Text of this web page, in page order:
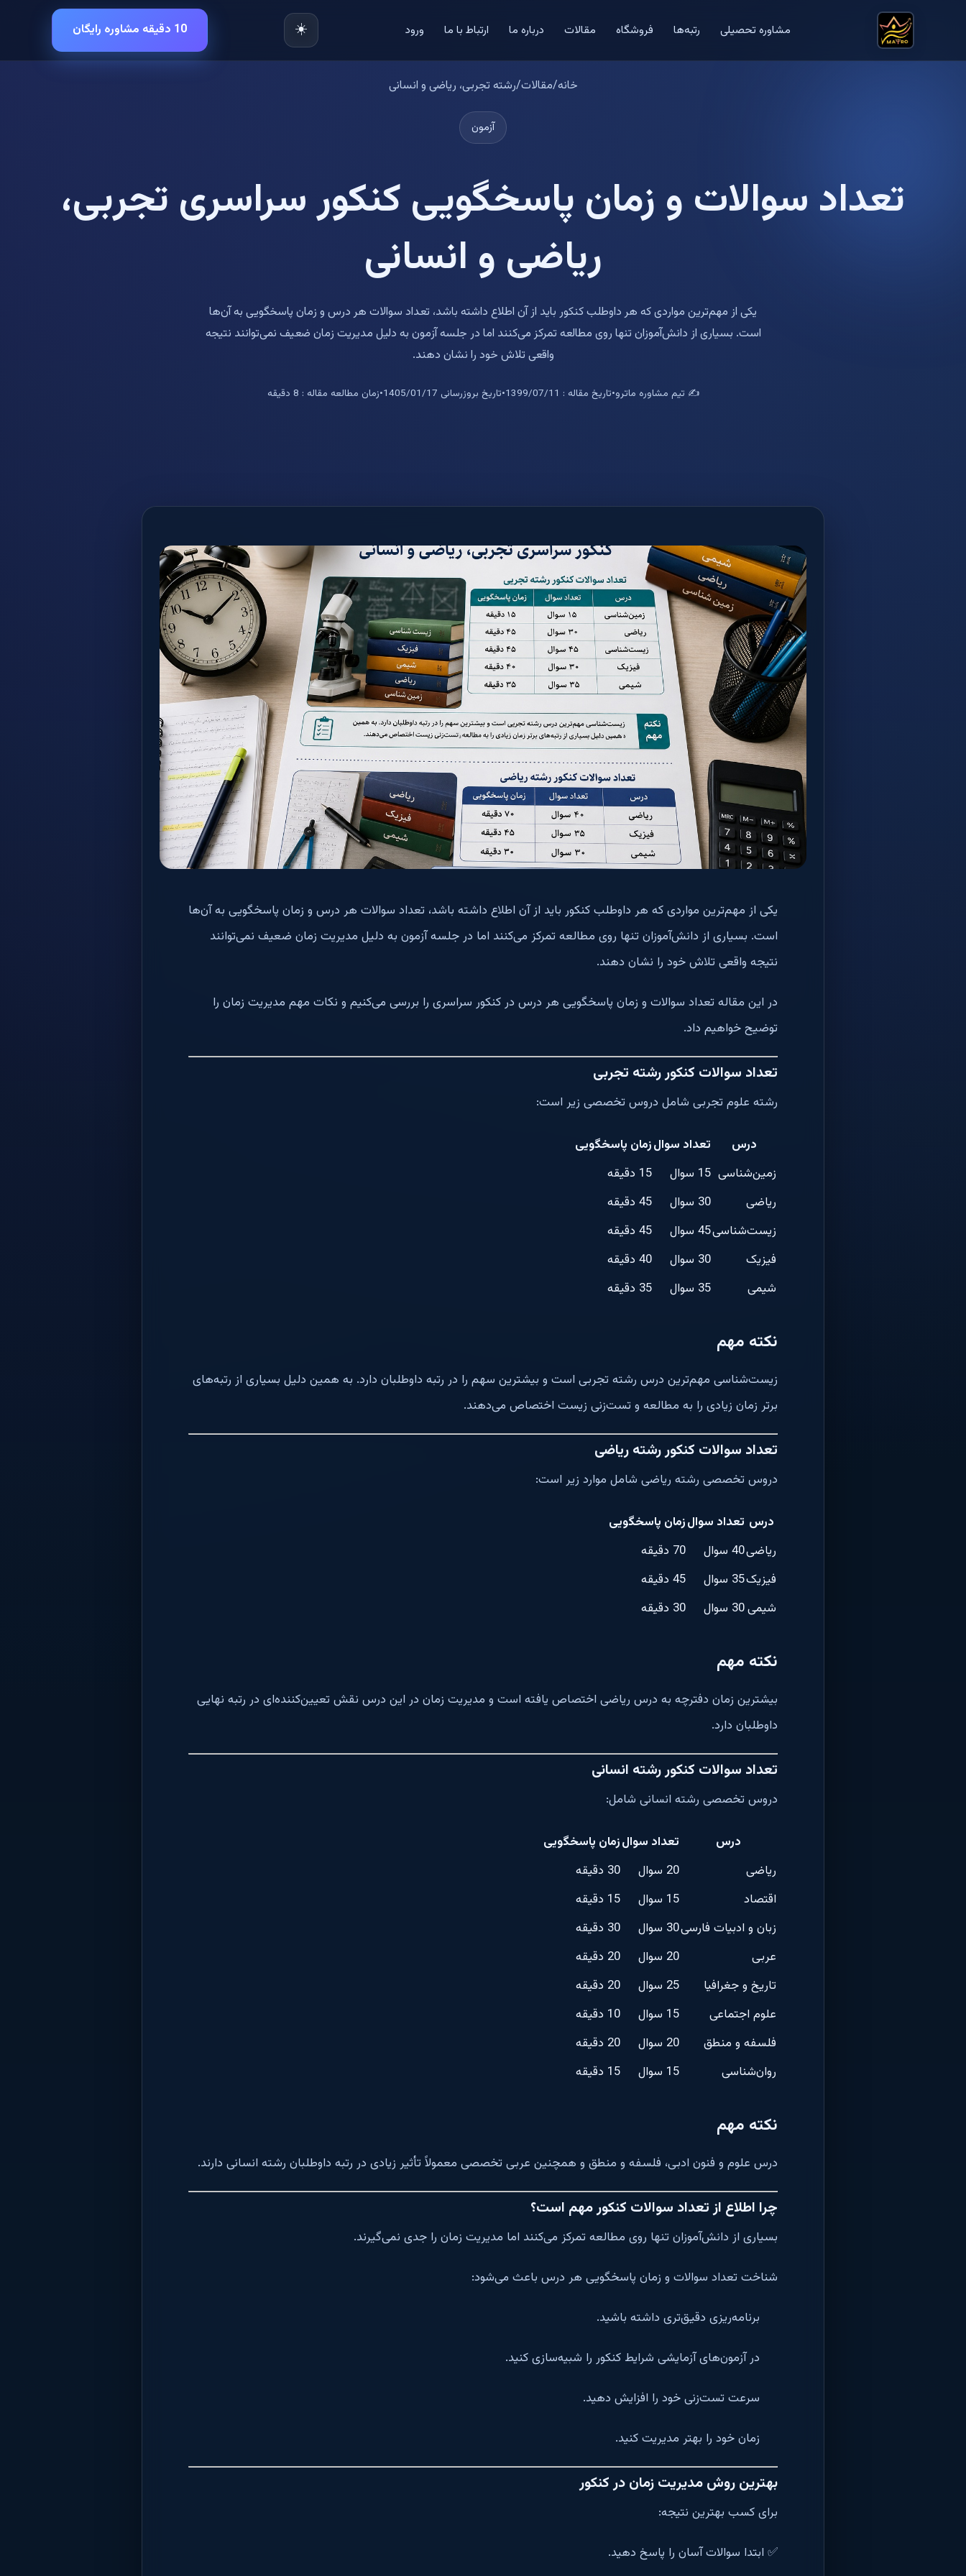
مشاوره تحصیلی رتبه‌ها فروشگاه مقالات درباره ما ارتباط با ما ورود ☀️ 10 دقیقه مشاوره رایگان
خانه/مقالات/رشته تجربی، ریاضی و انسانی
آزمون
تعداد سوالات و زمان پاسخگویی کنکور سراسری تجربی،
ریاضی و انسانی
یکی از مهم‌ترین مواردی که هر داوطلب کنکور باید از آن اطلاع داشته باشد، تعداد سوالات هر درس و زمان پاسخگویی به آن‌ها
است. بسیاری از دانش‌آموزان تنها روی مطالعه تمرکز می‌کنند اما در جلسه آزمون به دلیل مدیریت زمان ضعیف نمی‌توانند نتیجه
واقعی تلاش خود را نشان دهند.
✍️ تیم مشاوره ماترو•تاریخ مقاله : 1399/07/11 •تاریخ بروزرسانی 1405/01/17 •زمان مطالعه مقاله : 8 دقیقه
یکی از مهم‌ترین مواردی که هر داوطلب کنکور باید از آن اطلاع داشته باشد، تعداد سوالات هر درس و زمان پاسخگویی به آن‌ها
است. بسیاری از دانش‌آموزان تنها روی مطالعه تمرکز می‌کنند اما در جلسه آزمون به دلیل مدیریت زمان ضعیف نمی‌توانند
نتیجه واقعی تلاش خود را نشان دهند.
در این مقاله تعداد سوالات و زمان پاسخگویی هر درس در کنکور سراسری را بررسی می‌کنیم و نکات مهم مدیریت زمان را
توضیح خواهیم داد.
تعداد سوالات کنکور رشته تجربی
رشته علوم تجربی شامل دروس تخصصی زیر است:
درس تعداد سوالزمان پاسخگویی
زمین‌شناسی 15 سوال
15 دقیقه
ریاضی
30 سوال
45 دقیقه
زیست‌شناسی45 سوال
45 دقیقه
فیزیک
30 سوال
40 دقیقه
شیمی
35 سوال 35 دقیقه
نکته مهم
زیست‌شناسی مهم‌ترین درس رشته تجربی است و بیشترین سهم را در رتبه داوطلبان دارد. به همین دلیل بسیاری از رتبه‌های
برتر زمان زیادی را به مطالعه و تست‌زنی زیست اختصاص می‌دهند.
تعداد سوالات کنکور رشته ریاضی
دروس تخصصی رشته ریاضی شامل موارد زیر است:
درس تعداد سوالزمان پاسخگویی
ریاضی40 سوال
70 دقیقه
فیزیک35 سوال
45 دقیقه
شیمی30 سوال 30 دقیقه
نکته مهم
بیشترین زمان دفترچه به درس ریاضی اختصاص یافته است و مدیریت زمان در این درس نقش تعیین‌کننده‌ای در رتبه نهایی
داوطلبان دارد.
تعداد سوالات کنکور رشته انسانی
دروس تخصصی رشته انسانی شامل:
درس تعداد سوالزمان پاسخگویی
ریاضی
20 سوال
30 دقیقه
اقتصاد
15 سوال
15 دقیقه
زبان و ادبیات فارسی30 سوال
30 دقیقه
عربی
20 سوال
20 دقیقه
تاریخ و جغرافیا
25 سوال
20 دقیقه
علوم اجتماعی
15 سوال
10 دقیقه
فلسفه و منطق
20 سوال
20 دقیقه
روان‌شناسی
15 سوال 15 دقیقه
نکته مهم
درس علوم و فنون ادبی، فلسفه و منطق و همچنین عربی تخصصی معمولاً تأثیر زیادی در رتبه داوطلبان رشته انسانی دارند.
چرا اطلاع از تعداد سوالات کنکور مهم است؟
بسیاری از دانش‌آموزان تنها روی مطالعه تمرکز می‌کنند اما مدیریت زمان را جدی نمی‌گیرند.
شناخت تعداد سوالات و زمان پاسخگویی هر درس باعث می‌شود:
برنامه‌ریزی دقیق‌تری داشته باشید.
در آزمون‌های آزمایشی شرایط کنکور را شبیه‌سازی کنید.
سرعت تست‌زنی خود را افزایش دهید.
زمان خود را بهتر مدیریت کنید.
بهترین روش مدیریت زمان در کنکور
برای کسب بهترین نتیجه:
✅ ابتدا سوالات آسان را پاسخ دهید.